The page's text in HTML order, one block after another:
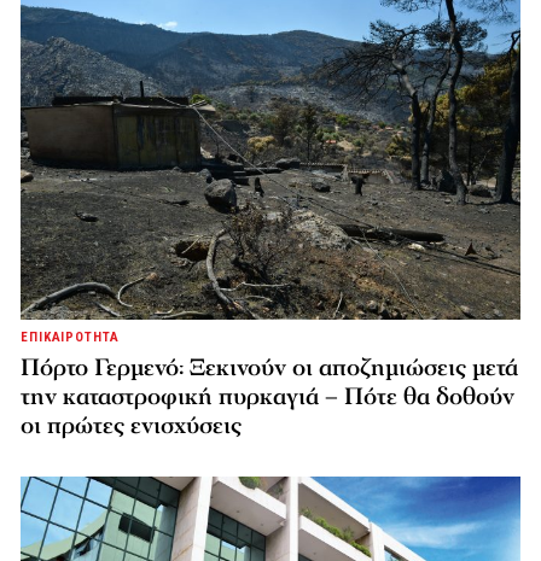
ΕΠΙΚΑΙΡΟΤΗΤΑ
Πόρτο Γερμενό: Ξεκινούν οι αποζημιώσεις μετά
την καταστροφική πυρκαγιά – Πότε θα δοθούν
οι πρώτες ενισχύσεις